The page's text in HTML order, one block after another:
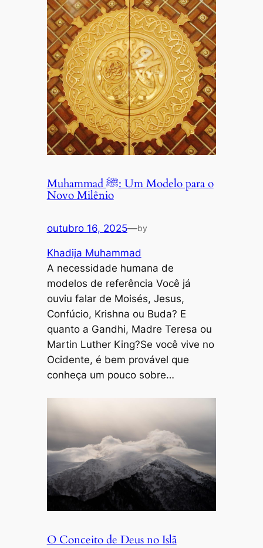
Muhammad ﷺ: Um Modelo para o
Novo Milênio
outubro 16, 2025—by
Khadija Muhammad
A necessidade humana de
modelos de referência Você já
ouviu falar de Moisés, Jesus,
Confúcio, Krishna ou Buda? E
quanto a Gandhi, Madre Teresa ou
Martin Luther King?Se você vive no
Ocidente, é bem provável que
conheça um pouco sobre…
O Conceito de Deus no Islã